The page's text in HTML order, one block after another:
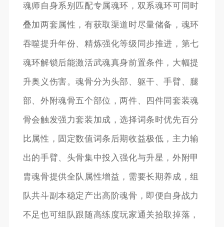
魂师自身系别匹配专属魂环，双系魂环可同时
叠加两套属性，有获取渠道时尽量储备，魂环
吞噬提升年份、精炼强化等级同步推进，第七
魂环解锁后能激活武魂真身前置条件，大幅提
升奥义伤害。魂骨分为头部、躯干、手臂、腿
部、外附魂骨五个部位，两件、四件同套装魂
骨会触发强力套装加成，选择词条时优先百分
比属性，固定数值词条后期收益极低，主力输
出的手臂、头骨集中投入强化与升星，外附甲
胄魂骨提供全队属性增益，需要长期养成，组
队共斗副本稳定产出高阶魂骨，即便自身战力
不足也可组队跟随高练度玩家通关拾取掉落，